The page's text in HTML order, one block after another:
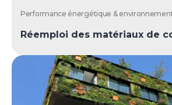
Performance énergétique &
Réemploi des matériaux de